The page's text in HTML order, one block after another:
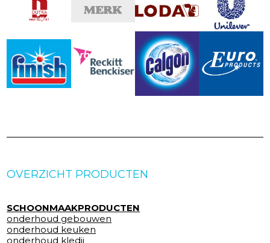
OVERZICHT PRODUCTEN
SCHOONMAAKPRODUCTEN
onderhoud gebouwen
onderhoud keuken
onderhoud kledij